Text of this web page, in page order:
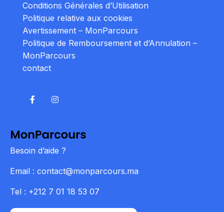
Conditions Générales d’Utilisation
Politique relative aux cookies
Avertissement – MonParcours
Politique de Remboursement et d’Annulation –
MonParcours
contact
Besoin d’aide ?
Email : contact@monparcours.ma
Tel : +212 7 01 18 53 07